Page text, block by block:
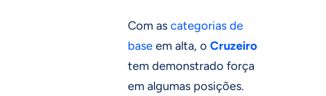
Com as categorias de
base em alta, o Cruzeiro
tem demonstrado força
em algumas posições.